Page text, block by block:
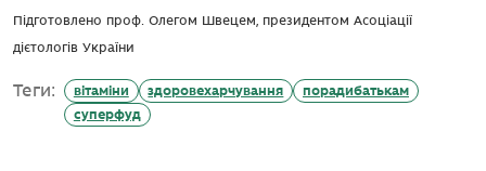
Підготовлено проф. Олегом Швецем, президентом Асоціації
дієтологів України
Теги: вітаміни здоровехарчування
порадибатькам
суперфуд